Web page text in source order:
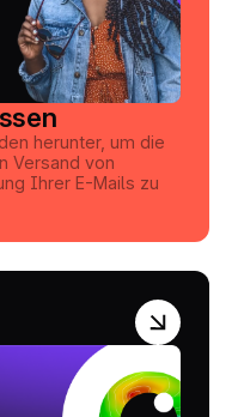
herunter, um die
Versand von
Ihrer E-Mails zu